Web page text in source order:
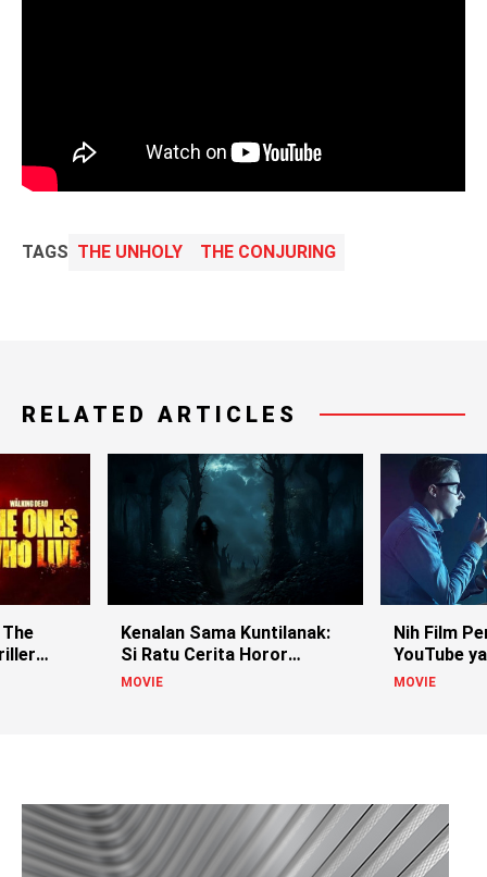
TAGS THE UNHOLY THE CONJURING
RELATED ARTICLES
Kenalan Sama Kuntilanak:
Si Ratu Cerita Horor
Indonesia!
MOVIE
Nih Film
YouTube
MOVIE